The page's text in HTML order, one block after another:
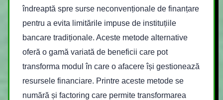
îndreaptă spre surse neconvenționale de finanțare
pentru a evita limitările impuse de instituțiile
bancare tradiționale. Aceste metode alternative
oferă o gamă variată de beneficii care pot
transforma modul în care o afacere își gestionează
resursele financiare. Printre aceste metode se
numără și factoring care permite transformarea